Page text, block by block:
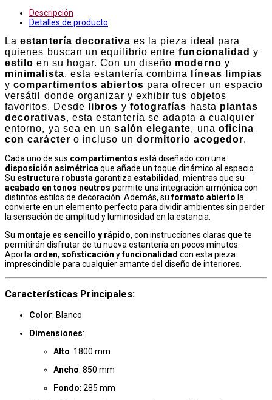
Descripción
Detalles de producto
Laestantería decorativa es la pieza ideal para
quienes buscan un equilibrio entrefuncionalidad y
estilo en su hogar. Con un diseño moderno y
minimalista, esta estantería combina
líneas limpias
ycompartimentos abiertos para ofrecer un espacio
versátil donde organizar y exhibir tus objetos
favoritos. Desde
libros y fotografías hasta plantas
decorativas, esta estantería se adapta a cualquier
entorno, ya sea en unsalón elegante, una oficina
con carácter o incluso un dormitorio acogedor.
Cada uno de sus compartimentos está diseñado con una
disposición asimétrica que añade un toque dinámico al espacio.
Su estructura robusta garantiza estabilidad, mientras que su
acabado en tonos neutros permite una integración armónica con
distintos estilos de decoración. Además, suformato abierto la
convierte en un elemento perfecto para dividir ambientes sin perder
la sensación de amplitud y luminosidad en la estancia.
Su montaje es sencillo y rápido, con instrucciones claras que te
permitirán disfrutar de tu nueva estantería en pocos minutos.
Aporta orden, sofisticación yfuncionalidad con esta pieza
imprescindible para cualquier amante del diseño de interiores.
Características Principales:
Color: Blanco
Dimensiones:
Alto: 1800 mm
Ancho: 850 mm
Fondo: 285 mm